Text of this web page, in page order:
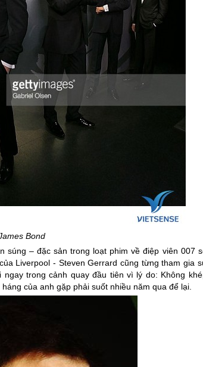
Bond
súng – đặc sản trong loạt phim về điệp viên 007
Liverpool - Steven Gerrard cũng từng tham gia
trong cảnh quay đầu tiên vì lý do: Không
của anh gặp phải suốt nhiều năm qua để lại.